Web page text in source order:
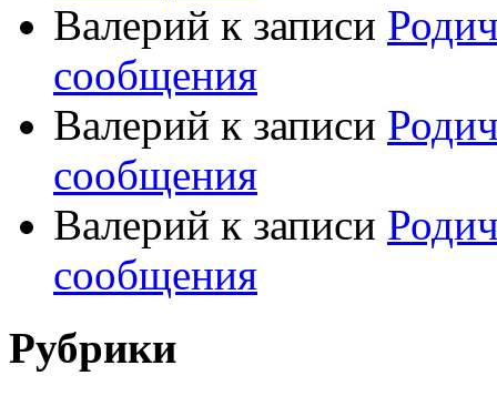
Валерий к записи
сообщения
Валерий к записи
сообщения
Валерий к записи
сообщения
Рубрики